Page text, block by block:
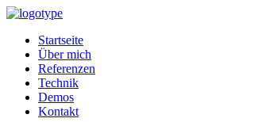
Startseite
Über mich
Referenzen
Technik
Demos
Kontakt